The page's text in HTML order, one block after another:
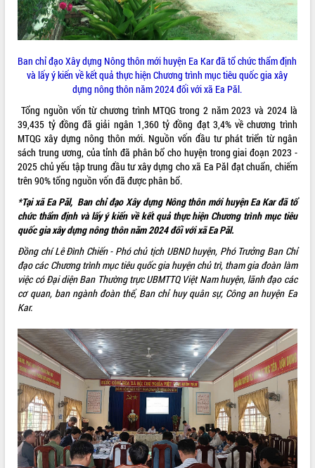
VIDEO
Lễ truy tặng danh hiệu “Bà Mẹ Việt
Nam Anh hùng” và trao Huân chương
Lao động
UBND tỉnh Đắk Lắk triển khai nhiệm
vụ 6 tháng cuối năm 2026
Kỳ họp thứ Hai, Hội đồng nhân dân
tỉnh khóa XI quyết nghị nhiều nội dung
quan trọng
ALBUM ẢNH
Ban chỉ đạo Xây dựng Nông thôn mới huyện Ea Kar đã tổ chức thẩm định
và lấy ý kiến về kết quả thực hiện Chương trình mục tiêu quốc gia xây
dựng nông thôn năm 2024 đối với xã Ea Păl.
Tổng nguồn vốn từ chương trình MTQG trong 2 năm 2023 và 2024 là
39,435 tỷ đồng đã giải ngân 1,360 tỷ đồng đạt 3,4% về chương trình
MTQG xây dựng nông thôn mới. Nguồn vốn đầu tư phát triển từ ngân
sách trung ương, của tỉnh đã phân bổ cho huyện trong giai đoạn 2023 -
2025 chủ yếu tập trung đầu tư xây dựng cho xã Ea Păl đạt chuẩn, chiếm
trên 90% tổng nguồn vốn đã được phân bổ.
*Tại xã Ea Păl, Ban chỉ đạo Xây dựng Nông thôn mới huyện Ea Kar đã tổ
chức thẩm định và lấy ý kiến về kết quả thực hiện Chương trình mục tiêu
quốc gia xây dựng nông thôn năm 2024 đối với xã Ea Păl.
Đồng chí Lê Đình Chiến - Phó chủ tịch UBND huyện, Phó Trưởng Ban Chỉ
đạo các Chương trình mục tiêu quốc gia huyện chủ trì, tham gia đoàn làm
việc có Đại diện Ban Thường trực UBMTTQ Việt Nam huyện, lãnh đạo các
cơ quan, ban ngành đoàn thể, Ban chỉ huy quân sự, Công an huyện Ea
Kar.